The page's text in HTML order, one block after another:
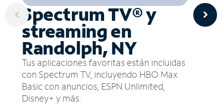
Spectrum TV® y
streaming en
Randolph, NY
Tus aplicaciones favoritas están incluidas
con Spectrum TV, incluyendo HBO Max
Basic con anuncios, ESPN Unlimited,
Disney+ y más.